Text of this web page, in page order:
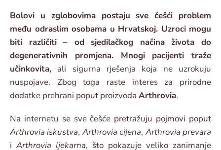
Bolovi u zglobovima postaju sve češći problem
među odraslim osobama u Hrvatskoj. Uzroci mogu
biti različiti – od sjedilačkog načina života do
degenerativnih promjena. Mnogi pacijenti traže
učinkovita, ali sigurna rješenja koja ne uzrokuju
nuspojave. Zbog toga raste interes za prirodne
dodatke prehrani poput proizvoda Arthrovia.
Na internetu se sve češće pretražuju pojmovi poput
Arthrovia iskustva, Arthrovia cijena, Arthrovia prevara
i Arthrovia ljekarna, što pokazuje veliko zanimanje